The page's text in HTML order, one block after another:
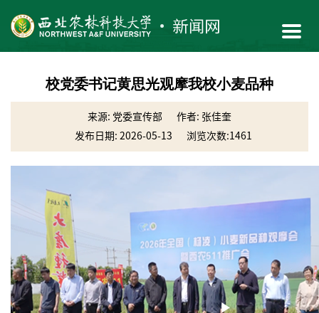
校党委书记黄思光观摩我校小麦品种
来源: 党委宣传部
作者: 张佳奎
发布日期: 2026-05-13
浏览次数:1461